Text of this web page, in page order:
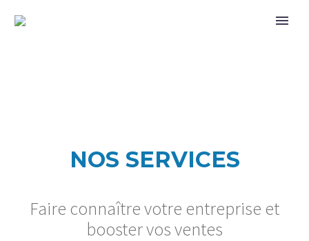
NOS SERVICES
Faire connaître votre entreprise et
booster vos ventes